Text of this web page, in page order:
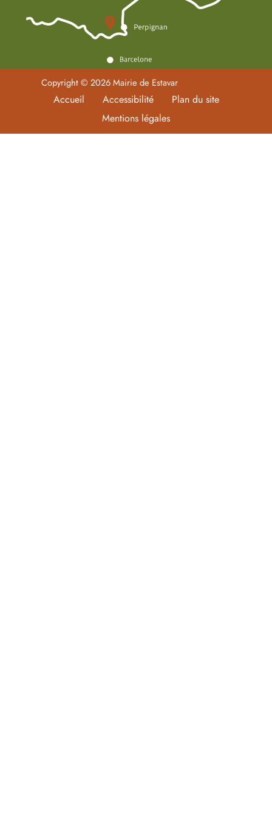
Copyright © 2026 Mairie de Estavar
Accueil Accessibilité
Plan du site
Mentions légales